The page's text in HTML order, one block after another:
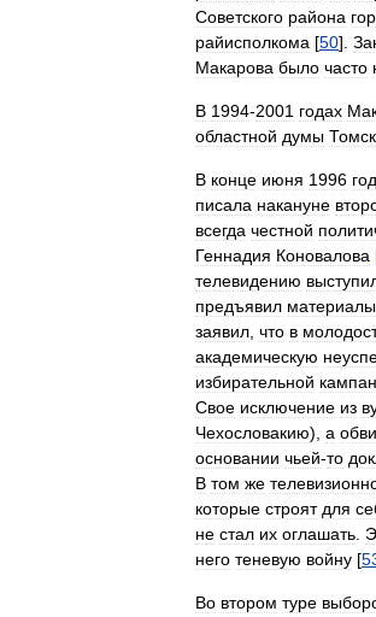
Советского района
райисполкома [50].
Макарова было часто
В 1994-2001 годах
областной думы
В конце июня 1996
писала накануне
всегда честной
Геннадия Коновалова
телевидению
предъявил материалы
заявил что в
академическую
избирательной
Свое исключение из
Чехословакию), а
основании чьей-то
В том же
которые строят для
не стал их оглашать
него теневую войну [
Во втором туре